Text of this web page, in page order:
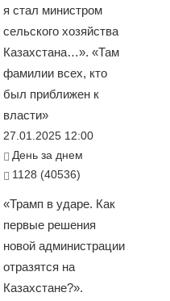
я стал министром
сельского хозяйства
Казахстана…». «Там
фамилии всех, кто
был приближен к
власти»
27.01.2025 12:00
День за днем
1128 (40536)
«Трамп в ударе. Как
первые решения
новой администрации
отразятся на
Казахстане?».